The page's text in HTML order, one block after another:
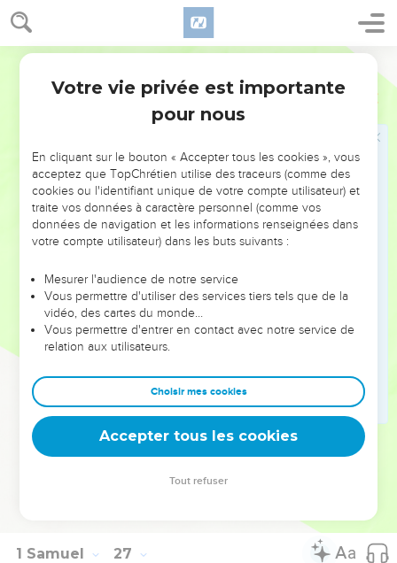
1 Samuel 26
devant l'Eternel, puisqu'ils me chassent aujourd'hui pour
m’exclure de l'héritage de l'Eternel en me disant : ‘Va servir
des dieux étrangers !’
Oh ! Que mon sang ne tombe pas en terre loin de
l'Eternel ! Le roi d'Israël s'est mis en marche pour chercher
une puce, comme on chasserait une perdrix dans les
montagnes. »
Saül dit : « J'ai péché. Reviens, mon fils David ! Je ne te
ferai plus de mal, puisqu'aujourd’hui ma vie a été précieuse à
tes yeux. Je me suis comporté de façon stupide et j'ai
commis une grande faute. »
hommes vienne la prendre.
L'Eternel traitera chacun en fonction de sa justice et sa
fidélité. En effet, il t'avait livré aujourd'hui entre mes mains et
je n'ai pas voulu porter la main sur celui que l'Eternel a
désigné par onction.
Tout comme aujourd'hui ta vie a eu beaucoup de valeur à
mes yeux, ma vie aura beaucoup de valeur aux yeux de
l'Eternel et il me délivrera de toute détresse. »
Saül dit à David : « Sois béni, mon fils David ! Tu réussiras
1 Samuel 27
Votre vie privée est importante
pour nous
En cliquant sur le bouton « Accepter tous les cookies », vous
acceptez que TopChrétien utilise des traceurs (comme des
cookies ou l'identifiant unique de votre compte utilisateur) et
traite vos données à caractère personnel (comme vos
données de navigation et les informations renseignées dans
votre compte utilisateur) dans les buts suivants :
Mesurer l'audience de notre service
Vous permettre d'utiliser des services tiers tels que de la
vidéo, des cartes du monde…
Vous permettre d'entrer en contact avec notre service de
relation aux utilisateurs.
Choisir mes cookies
Accepter tous les cookies
Tout refuser